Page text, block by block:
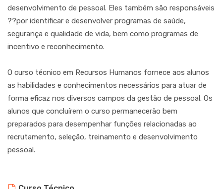
desenvolvimento de pessoal. Eles também são responsáveis
??por identificar e desenvolver programas de saúde,
segurança e qualidade de vida, bem como programas de
incentivo e reconhecimento.
O curso técnico em Recursos Humanos fornece aos alunos
as habilidades e conhecimentos necessários para atuar de
forma eficaz nos diversos campos da gestão de pessoal. Os
alunos que concluírem o curso permanecerão bem
preparados para desempenhar funções relacionadas ao
recrutamento, seleção, treinamento e desenvolvimento
pessoal.